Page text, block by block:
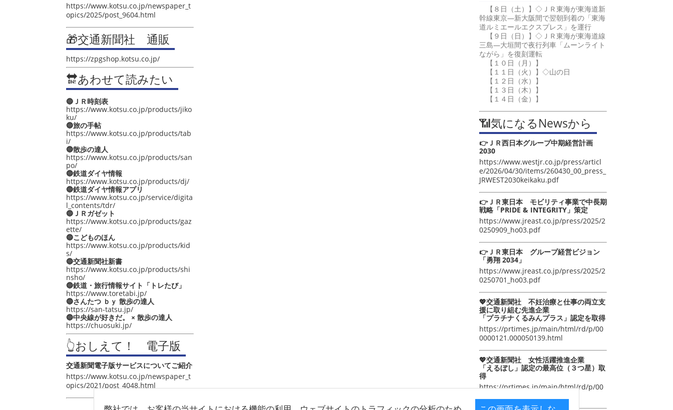
https://www.kotsu.co.jp/newspaper_t
opics/2025/post_9604.html
🎁交通新聞社 通販
https://zpgshop.kotsu.co.jp/
🔛あわせて読みたい
🔵ＪＲ時刻表
https://www.kotsu.co.jp/products/jiko
ku/
🔵旅の手帖
https://www.kotsu.co.jp/products/tab
i/
🔵散歩の達人
https://www.kotsu.co.jp/products/san
po/
🔵鉄道ダイヤ情報
https://www.kotsu.co.jp/products/dj/
🔵鉄道ダイヤ情報アプリ
https://www.kotsu.co.jp/service/digita
l_contents/tdr/
🔵ＪＲガゼット
https://www.kotsu.co.jp/products/gaz
ette/
🔵こどものほん
https://www.kotsu.co.jp/products/kid
s/
🔵交通新聞社新書
https://www.kotsu.co.jp/products/shi
nsho/
🔵鉄道・旅行情報サイト「トレたび」
https://www.toretabi.jp/
🔵さんたつ ｂｙ 散歩の達人
https://san-tatsu.jp/
🔵中央線が好きだ。 × 散歩の達人
https://chuosuki.jp/
👆おしえて！ 電子版
交通新聞電子版サービスについてご紹介
https://www.kotsu.co.jp/newspaper_t
opics/2021/post_4048.html
【８日（土）】◇ＪＲ東海が東海道新
幹線東京―新大阪間で翌朝到着の「東海
道ルミエールエクスプレス」を運行
【９日（日）】◇ＪＲ東海が東海道線
三島―大垣間で夜行列車「ムーンライト
ながら」を復刻運転
【１０日（月）】
【１１日（火）】◇山の日
【１２日（水）】
【１３日（木）】
【１４日（金）】
📶気になるNewsから
👉ＪＲ西日本グループ中期経営計画
2030
https://www.westjr.co.jp/press/articl
e/2026/04/30/items/260430_00_press_
JRWEST2030keikaku.pdf
👉ＪＲ東日本 モビリティ事業で中長期
戦略「PRIDE & INTEGRITY」策定
https://www.jreast.co.jp/press/2025/2
0250909_ho03.pdf
👉ＪＲ東日本 グループ経営ビジョン
「勇翔 2034」
https://www.jreast.co.jp/press/2025/2
0250701_ho03.pdf
💖交通新聞社 不妊治療と仕事の両立支
援に取り組む先進企業
「プラチナくるみんプラス」認定を取得
https://prtimes.jp/main/html/rd/p/00
0000121.000050139.html
💖交通新聞社 女性活躍推進企業
「えるぼし」認定の最高位（３つ星）取
得
https://prtimes.jp/main/html/rd/p/00